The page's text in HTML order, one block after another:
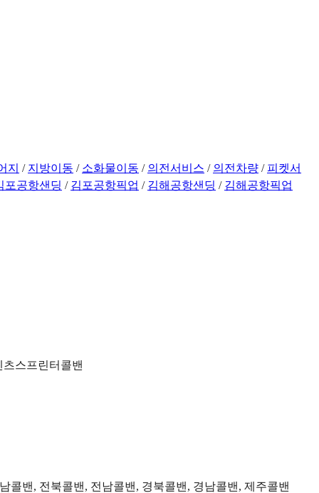
지 / 지방이동 / 소화물이동 / 의전서비스 / 의전차량 / 피켓서
포공항샌딩 / 김포공항픽업 / 김해공항샌딩 / 김해공항픽업
스프린터콜밴
콜밴, 전북콜밴, 전남콜밴, 경북콜밴, 경남콜밴, 제주콜밴